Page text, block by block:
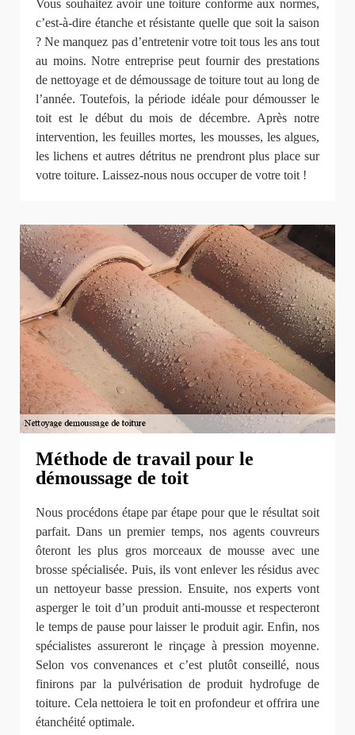
Vous souhaitez avoir une toiture conforme aux normes,
c’est-à-dire étanche et résistante quelle que soit la saison
? Ne manquez pas d’entretenir votre toit tous les ans tout
au moins. Notre entreprise peut fournir des prestations
de nettoyage et de démoussage de toiture tout au long de
l’année. Toutefois, la période idéale pour démousser le
toit est le début du mois de décembre. Après notre
intervention, les feuilles mortes, les mousses, les algues,
les lichens et autres détritus ne prendront plus place sur
votre toiture. Laissez-nous nous occuper de votre toit !
Méthode de travail pour le
démoussage de toit
Nous procédons étape par étape pour que le résultat soit
parfait. Dans un premier temps, nos agents couvreurs
ôteront les plus gros morceaux de mousse avec une
brosse spécialisée. Puis, ils vont enlever les résidus avec
un nettoyeur basse pression. Ensuite, nos experts vont
asperger le toit d’un produit anti-mousse et respecteront
le temps de pause pour laisser le produit agir. Enfin, nos
spécialistes assureront le rinçage à pression moyenne.
Selon vos convenances et c’est plutôt conseillé, nous
finirons par la pulvérisation de produit hydrofuge de
toiture. Cela nettoiera le toit en profondeur et offrira une
étanchéité optimale.